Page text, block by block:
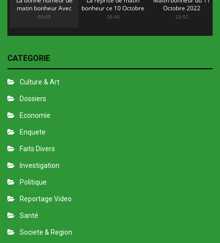
matin bonheur Avec
Flopy Mendosa
03:05
bonheur ce 10 Octobre
2022
26:40
Octobre 2022
23:52
CATEGORIE
Culture & Art
Dossiers
Economie
Enquete
Faits Divers
Investigation
Politique
Reportage Video
Santé
Societe & Region